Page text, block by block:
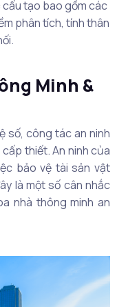
tạo bao gồm các
phân tích, tính thân
Minh &
số, công tác an ninh
thiết. An ninh của
bảo vệ tài sản vật
là một số cân nhắc
nhà thông minh an